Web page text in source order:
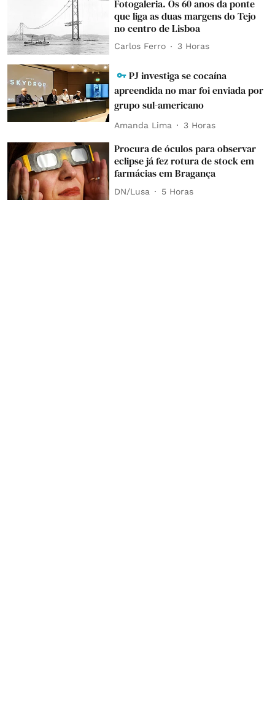
Fotogaleria. Os 60 anos da ponte
que liga as duas margens do Tejo
no centro de Lisboa
Carlos Ferro 3 Horas
PJ investiga se cocaína
apreendida no mar foi enviada por
grupo sul-americano
Amanda Lima 3 Horas
Procura de óculos para observar
eclipse já fez rotura de stock em
farmácias em Bragança
DN/Lusa 5 Horas